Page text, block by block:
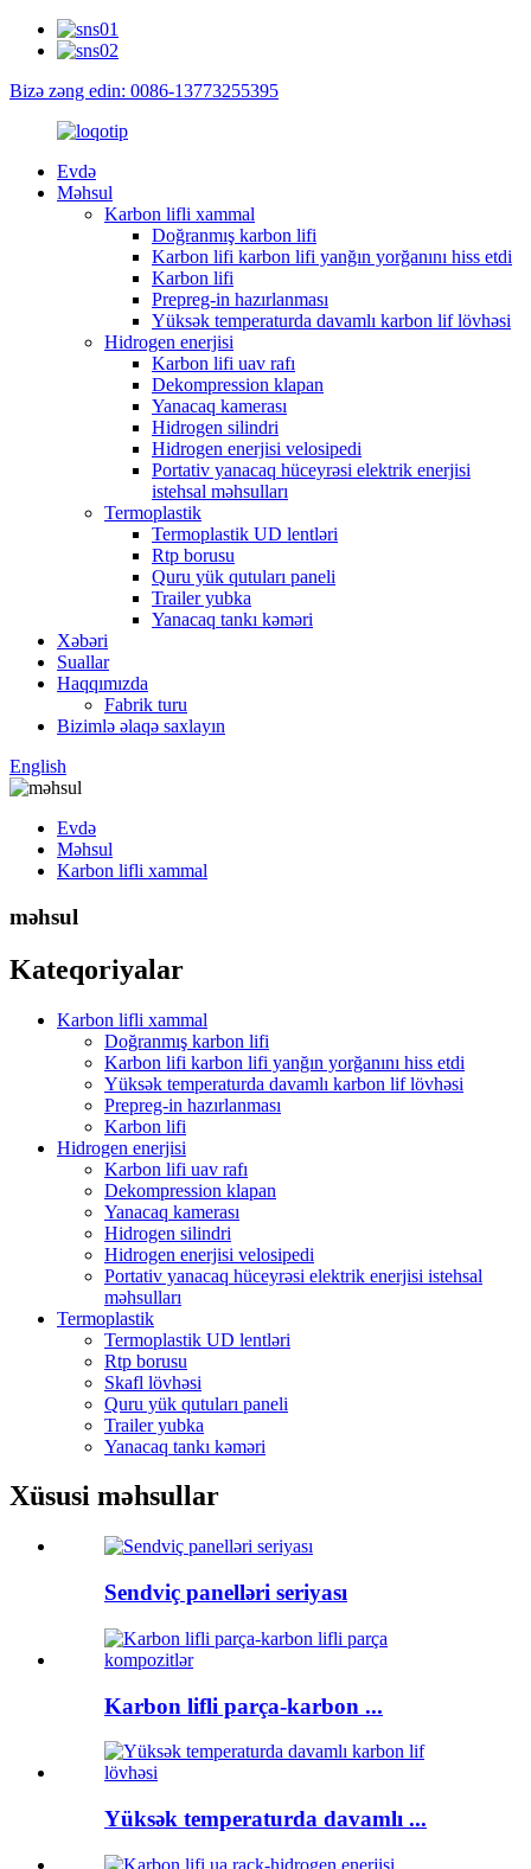
Bizə zəng edin: 0086-13773255395
Evdə
Məhsul
Karbon lifli xammal
Doğranmış karbon lifi
Karbon lifi karbon lifi yanğın yorğanını hiss etdi
Karbon lifi
Prepreg-in hazırlanması
Yüksək temperaturda davamlı karbon lif lövhəsi
Hidrogen enerjisi
Karbon lifi uav rafı
Dekompression klapan
Yanacaq kamerası
Hidrogen silindri
Hidrogen enerjisi velosipedi
Portativ yanacaq hüceyrəsi elektrik enerjisi
istehsal məhsulları
Termoplastik
Termoplastik UD lentləri
Rtp borusu
Quru yük qutuları paneli
Trailer yubka
Yanacaq tankı kəməri
Xəbəri
Suallar
Haqqımızda
Fabrik turu
Bizimlə əlaqə saxlayın
English
Evdə
Məhsul
Karbon lifli xammal
məhsul
Kateqoriyalar
Karbon lifli xammal
Doğranmış karbon lifi
Karbon lifi karbon lifi yanğın yorğanını hiss etdi
Yüksək temperaturda davamlı karbon lif lövhəsi
Prepreg-in hazırlanması
Karbon lifi
Hidrogen enerjisi
Karbon lifi uav rafı
Dekompression klapan
Yanacaq kamerası
Hidrogen silindri
Hidrogen enerjisi velosipedi
Portativ yanacaq hüceyrəsi elektrik enerjisi istehsal
məhsulları
Termoplastik
Termoplastik UD lentləri
Rtp borusu
Skafl lövhəsi
Quru yük qutuları paneli
Trailer yubka
Yanacaq tankı kəməri
Xüsusi məhsullar
Sendviç panelləri seriyası
Karbon lifli parça-karbon ...
Yüksək temperaturda davamlı ...